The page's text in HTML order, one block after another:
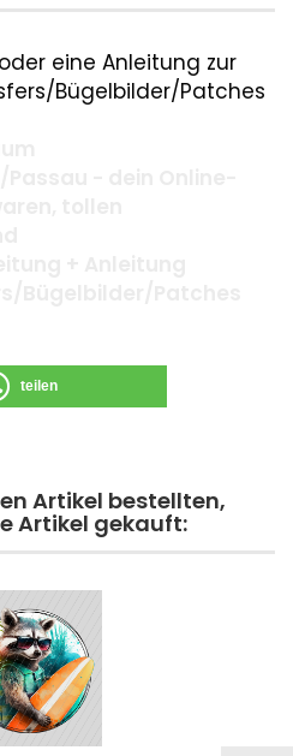
eine Anleitung zur
Bügelbilder/Patches
teilen
Artikel bestellten,
Artikel gekauft: